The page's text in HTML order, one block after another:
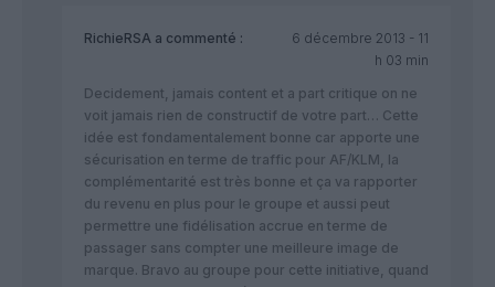
RichieRSA a commenté :
6 décembre 2013 - 11
h 03 min
Decidement, jamais content et a part critique on ne
voit jamais rien de constructif de votre part… Cette
idée est fondamentalement bonne car apporte une
sécurisation en terme de traffic pour AF/KLM, la
complémentarité est très bonne et ça va rapporter
du revenu en plus pour le groupe et aussi peut
permettre une fidélisation accrue en terme de
passager sans compter une meilleure image de
marque. Bravo au groupe pour cette initiative, quand